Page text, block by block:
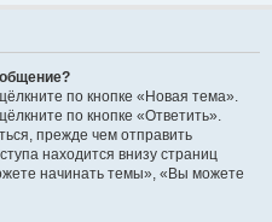
по кнопке «Новая тема».
по кнопке «Ответить».
прежде чем отправить
находится внизу страниц
начинать темы», «Вы можете